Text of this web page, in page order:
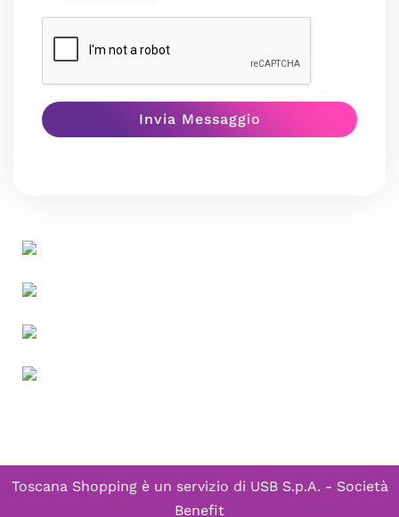
Toscana Shopping è un servizio di USB S.p.A. - Società
Benefit